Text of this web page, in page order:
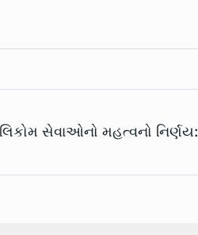
સેવાઓનો મહત્વનો નિર્ણય: